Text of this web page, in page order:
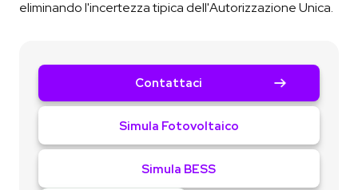
eliminando l'incertezza tipica dell'Autorizzazione Unica.
Contattaci
Simula Fotovoltaico
Simula BESS